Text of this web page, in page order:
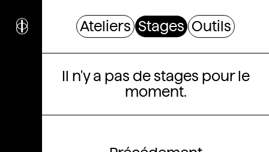
i nstitutculturel
architecture
Wallonie-Bruxelles
Ateliers Stages Outils
Stages
Il n'y a pas de stages pour le
moment.